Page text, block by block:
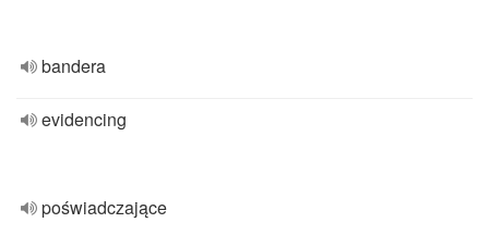
bandera
evidencing
poświadczające